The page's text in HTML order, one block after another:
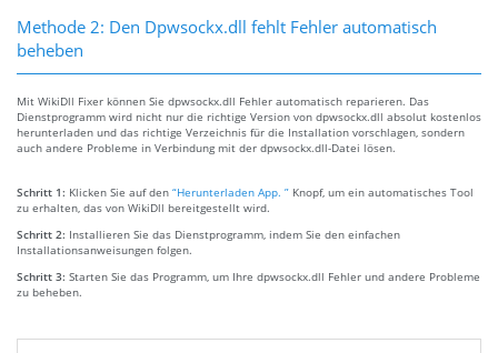
Methode 2: Den Dpwsockx.dll fehlt Fehler automatisch
beheben
Mit WikiDll Fixer können Sie dpwsockx.dll Fehler automatisch reparieren. Das
Dienstprogramm wird nicht nur die richtige Version von dpwsockx.dll absolut kostenlos
herunterladen und das richtige Verzeichnis für die Installation vorschlagen, sondern
auch andere Probleme in Verbindung mit der dpwsockx.dll-Datei lösen.
Schritt 1: Klicken Sie auf den “Herunterladen App. ” Knopf, um ein automatisches Tool
zu erhalten, das von WikiDll bereitgestellt wird.
Schritt 2: Installieren Sie das Dienstprogramm, indem Sie den einfachen
Installationsanweisungen folgen.
Schritt 3: Starten Sie das Programm, um Ihre dpwsockx.dll Fehler und andere Probleme
zu beheben.